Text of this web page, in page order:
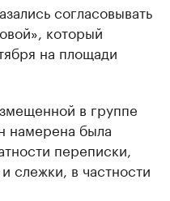
согласовывать
который
на площади
в группе
намерена была
переписки,
слежки, в частности